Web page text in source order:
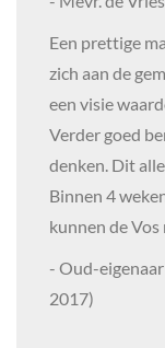
Een prettige
zich aan de
een visie
Verder goed
denken. Dit
Binnen 4
kunnen de
- Oud-
2017)